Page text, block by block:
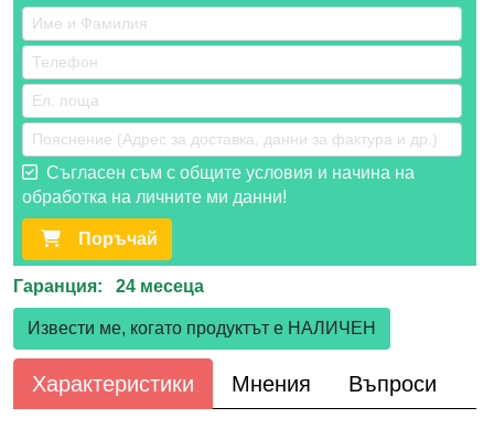
Съгласен съм с общите условия и начина на
обработка на личните ми данни!
Поръчай
Гаранция: 24 месеца
Извести ме, когато продуктът е НАЛИЧЕН
Характеристики Мнения Въпроси